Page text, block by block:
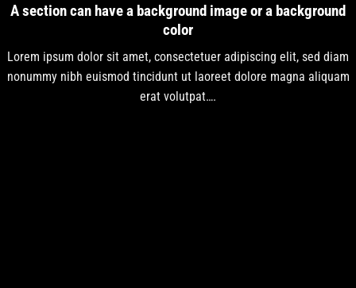
A section can have a background image or a background
color
Lorem ipsum dolor sit amet, consectetuer adipiscing elit, sed diam
nonummy nibh euismod tincidunt ut laoreet dolore magna aliquam
erat volutpat….